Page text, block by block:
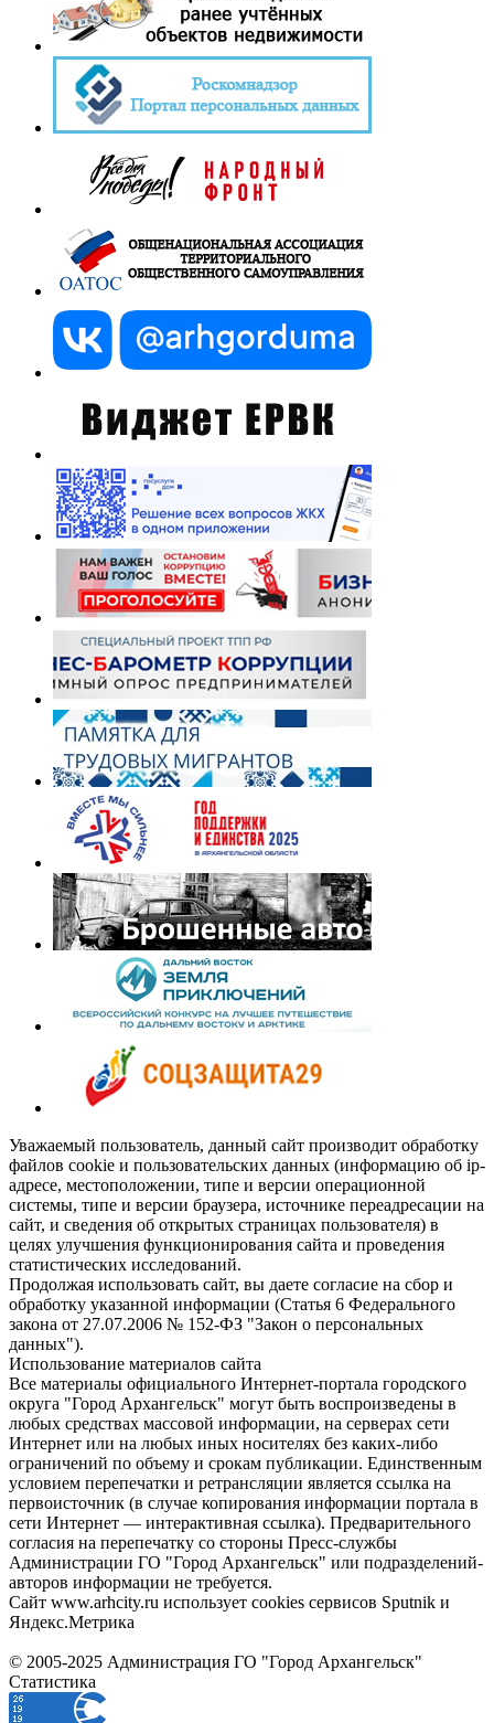
Уважаемый пользователь, данный сайт производит обработку
файлов cookie и пользовательских данных (информацию об ip-
адресе, местоположении, типе и версии операционной
системы, типе и версии браузера, источнике переадресации на
сайт, и сведения об открытых страницах пользователя) в
целях улучшения функционирования сайта и проведения
статистических исследований.
Продолжая использовать сайт, вы даете согласие на сбор и
обработку указанной информации (Статья 6 Федерального
закона от 27.07.2006 № 152-ФЗ "Закон о персональных
данных").
Использование материалов сайта
Все материалы официального Интернет-портала городского
округа "Город Архангельск" могут быть воспроизведены в
любых средствах массовой информации, на серверах сети
Интернет или на любых иных носителях без каких-либо
ограничений по объему и срокам публикации. Единственным
условием перепечатки и ретрансляции является ссылка на
первоисточник (в случае копирования информации портала в
сети Интернет — интерактивная ссылка). Предварительного
согласия на перепечатку со стороны Пресс-службы
Администрации ГО "Город Архангельск" или подразделений-
авторов информации не требуется.
Сайт www.arhcity.ru использует cookies сервисов Sputnik и
Яндекс.Метрика
© 2005-2025 Администрация ГО "Город Архангельск"
Статистика